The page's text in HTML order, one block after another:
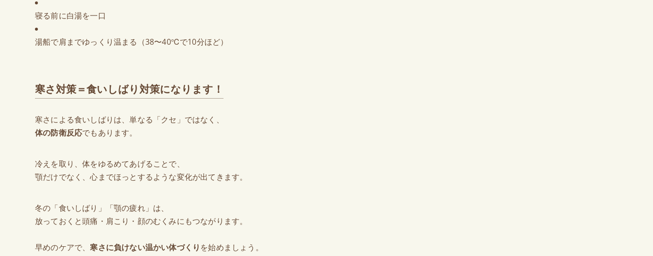
寝る前に白湯を一口
湯船で肩までゆっくり温まる（38〜40℃で10分ほど）
寒さ対策＝食いしばり対策になります！
寒さによる食いしばりは、単なる「クセ」ではなく、
体の防衛反応でもあります。
冷えを取り、体をゆるめてあげることで、
顎だけでなく、心までほっとするような変化が出てきます。
冬の「食いしばり」「顎の疲れ」は、
放っておくと頭痛・肩こり・顔のむくみにもつながります。
早めのケアで、寒さに負けない温かい体づくり を始めましょう。